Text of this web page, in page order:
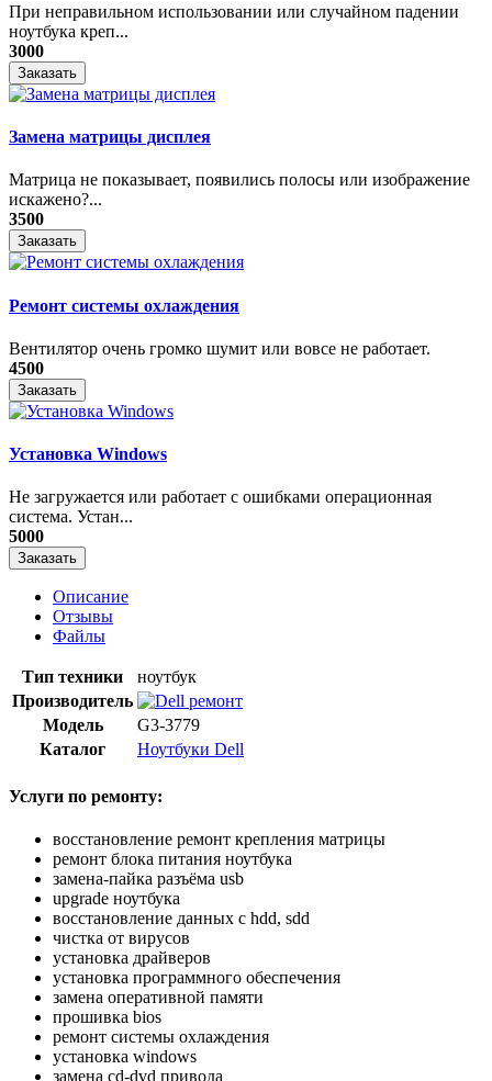
При неправильном использовании или случайном падении
ноутбука креп...
3000
Заказать
Замена матрицы дисплея
Матрица не показывает, появились полосы или изображение
искажено?...
3500
Заказать
Ремонт системы охлаждения
Вентилятор очень громко шумит или вовсе не работает.
4500
Заказать
Установка Windows
Не загружается или работает с ошибками операционная
система. Устан...
5000
Заказать
Описание
Отзывы
Файлы
Тип техники
ноутбук
Производитель
Модель
G3-3779
Каталог
Ноутбуки Dell
Услуги по ремонту:
восстановление ремонт крепления матрицы
ремонт блока питания ноутбука
замена-пайка разъёма usb
upgrade ноутбука
восстановление данных с hdd, sdd
чистка от вирусов
установка драйверов
установка программного обеспечения
замена оперативной памяти
прошивка bios
ремонт системы охлаждения
установка windows
замена cd-dvd привода